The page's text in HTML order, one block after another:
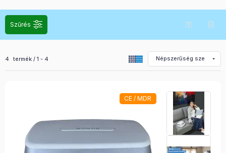
Szűrés
Összes termék a kategóriában
4 termék 1 4
CE / MDR